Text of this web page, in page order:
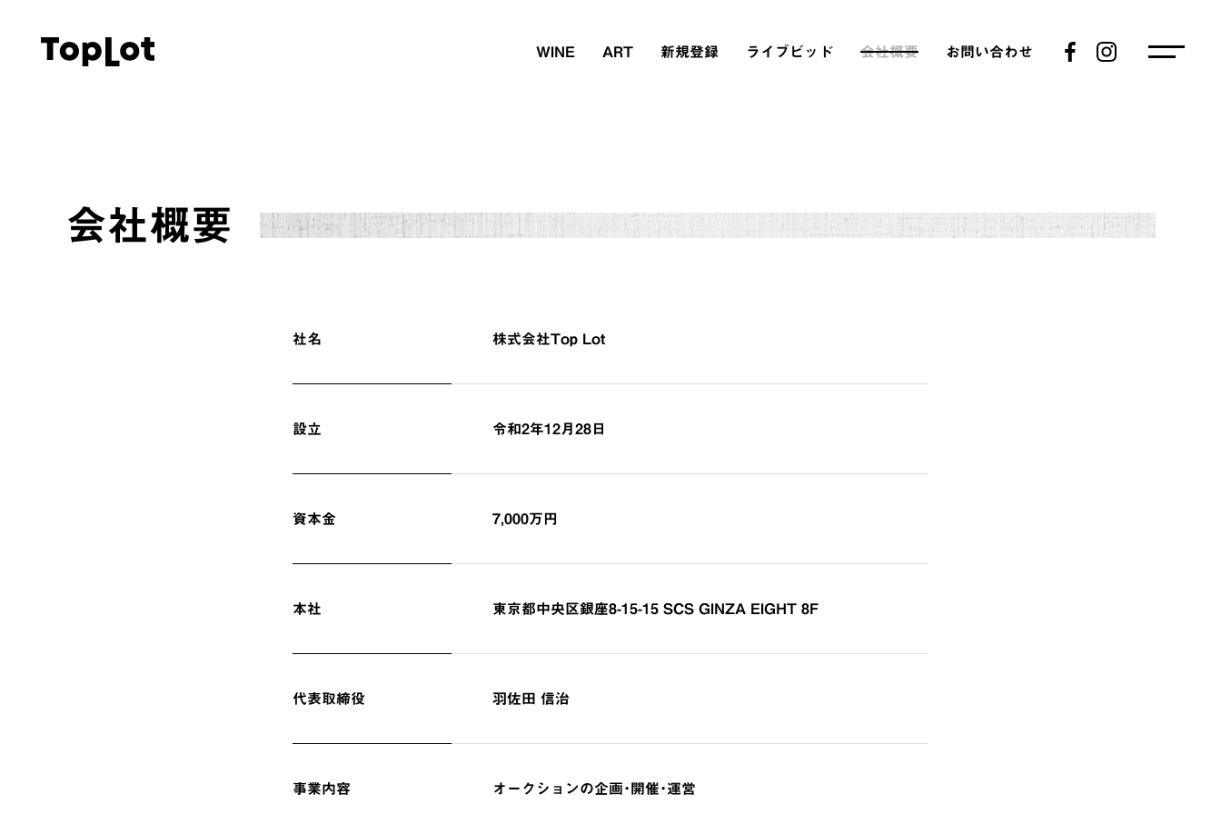
WINE ART 新規登録 ライブビッド 会社概要 お問い合わせ
会社概要
社名 株式会社Top Lot
設立 令和2年12月28日
資本金 7,000万円
本社 東京都中央区銀座8-15-15 SCS GINZA EIGHT 8F
代表取締役 羽佐田 信治
事業内容 オークションの企画・開催・運営